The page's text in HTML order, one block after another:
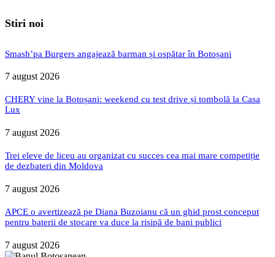
Stiri noi
Smash’pa Burgers angajează barman și ospătar în Botoșani
7 august 2026
CHERY vine la Botoșani: weekend cu test drive și tombolă la Casa
Lux
7 august 2026
Trei eleve de liceu au organizat cu succes cea mai mare competiție
de dezbateri din Moldova
7 august 2026
APCE o avertizează pe Diana Buzoianu că un ghid prost conceput
pentru baterii de stocare va duce la risipă de bani publici
7 august 2026